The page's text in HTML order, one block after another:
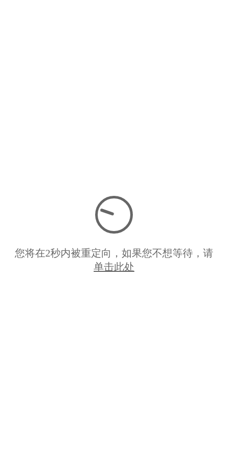
您将在2秒内被重定向，如果您不想等待，请
单击此处